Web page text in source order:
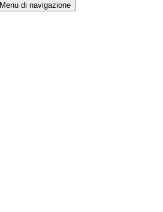
Menu di navigazione